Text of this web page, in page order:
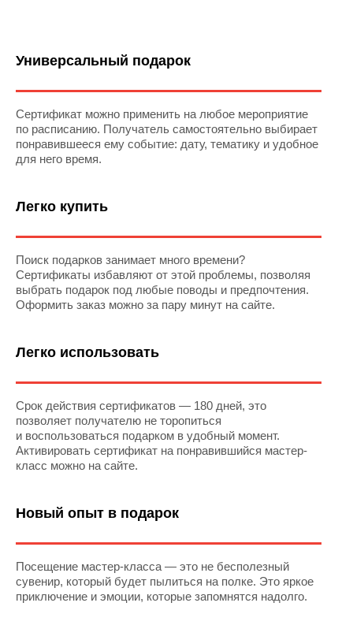
Универсальный подарок
Сертификат можно применить на любое мероприятие
по расписанию. Получатель самостоятельно выбирает
понравившееся ему событие: дату, тематику и удобное
для него время.
Легко купить
Поиск подарков занимает много времени?
Сертификаты избавляют от этой проблемы, позволяя
выбрать подарок под любые поводы и предпочтения.
Оформить заказ можно за пару минут на сайте.
Легко использовать
Срок действия сертификатов — 180 дней, это
позволяет получателю не торопиться
и воспользоваться подарком в удобный момент.
Активировать сертификат на понравившийся мастер-
класс можно на сайте.
Новый опыт в подарок
Посещение мастер-класса — это не бесполезный
сувенир, который будет пылиться на полке. Это яркое
приключение и эмоции, которые запомнятся надолго.